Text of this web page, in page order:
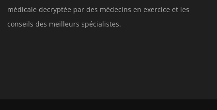
médicale decryptée par des médecins en exercice et les
conseils des meilleurs spécialistes.